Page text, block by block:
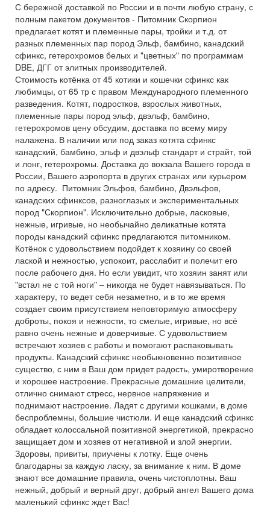
С бережной доставкой по России и в почти любую страну, с
полным пакетом документов - Питомник Скорпион
предлагает котят и племенные пары, тройки и т.д. от
разных племенных пар пород Эльф, бамбино, канадский
сфинкс, гетерохромов белых и "цветных" по программам
DBE, ДГГ от элитных производителей.
Стоимость котёнка от 45 котики и кошечки сфинкс как
любимцы, от 65 тр с правом Международного племенного
разведения. Котят, подростков, взрослых животных,
племенные пары пород эльф, двэльф, бамбино,
гетерохромов цену обсудим, доставка по всему миру
налажена. В наличии или под заказ котята сфинкс
канадский, бамбино, эльф и двэльф стандарт и страйт, той
и лонг, гетерохромы. Доставка до вокзала Вашего города в
России, Вашего аэропорта в других странах или курьером
по адресу. Питомник Эльфов, бамбино, Двэльфов,
канадских сфинксов, разноглазых и экспериментальных
пород "Скорпион". ​Исключительно добрые, ласковые,
нежные, игривые, но необычайно деликатные котята
породы канадский сфинкс предлагаются питомником.
Котёнок с удовольствием подойдет к хозяину со своей
лаской и нежностью, успокоит, расслабит и полечит его
после рабочего дня. Но если увидит, что хозяин занят или
"встал не с той ноги" – никогда не будет навязываться. По
характеру, то ведет себя незаметно, и в то же время
создает своим присутствием неповторимую атмосферу
доброты, покоя и нежности, то смелые, игривые, но всё
равно очень нежные и доверчивые. С удовольствием
встречают хозяев с работы и помогают распаковывать
продукты. Канадский сфинкс необыкновенно позитивное
существо, с ним в Ваш дом придет радость, умиротворение
и хорошее настроение. Прекрасные домашние целители,
отлично снимают стресс, нервное напряжение и
поднимают настроение. Ладят с другими кошками, в доме
беспроблемны, большие чистюли. И еще канадский сфинкс
обладает колоссальной позитивной энергетикой, прекрасно
защищает дом и хозяев от негативной и злой энергии.
Здоровы, привиты, приучены к лотку. Еще очень
благодарны за каждую ласку, за внимание к ним. В доме
знают все домашние правила, очень чистоплотны. Ваш
нежный, добрый и верный друг, добрый ангел Вашего дома
маленький сфинкс ждет Вас!